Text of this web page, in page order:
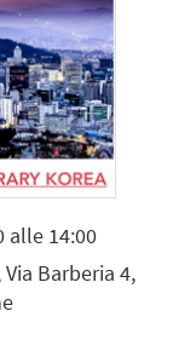
alle 14:00
Via Barberia 4,